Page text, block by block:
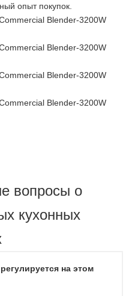
опыт покупок.
вопросы о
кухонных
на этом